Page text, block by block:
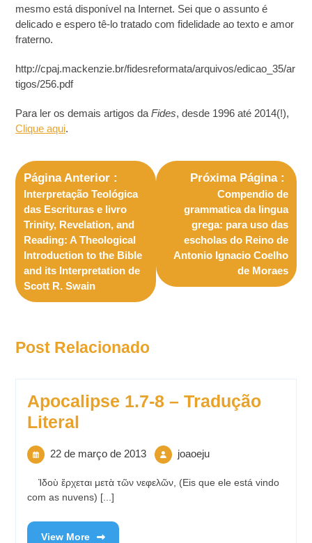
mesmo está disponível na Internet. Sei que o assunto é
delicado e espero tê-lo tratado com fidelidade ao texto e amor
fraterno.
http://cpaj.mackenzie.br/fidesreformata/arquivos/edicao_35/ar
tigos/256.pdf
Para ler os demais artigos da Fides, desde 1996 até 2014(!),
Clique aqui.
Página Anterior
Interpretação Teológica
das Escrituras e livro
Trinity, Revelation, and
Reading: A Theological
Introduction to the Bible
and its Interpretation de
Scott R. Swain
Próxima Página
Compendio de
grammatica da lingua
grega: para uso das
escholas do Reino de
Antonio Ignacio Coelho
de Moraes
Post Relacionado
Apocalipse 1.7-8 – Tradução
Literal
22 de março de 2013 joaoeju
Ἰδοὺ ἔρχεται μετὰ τῶν νεφελῶν, (Eis que ele está vindo
com as nuvens) [...]
View More